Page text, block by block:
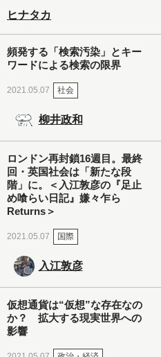
ヒナタカ
頻発する「検索汚染」とキー
ワードによる検索の限界
2021.05.07 社会
柳井政和
ロンドン再封鎖16週目。最終
回・英国社会は「新たな段
階」に。＜入江敦彦の『足止
め喰らい日記』嫌々乍ら
Returns＞
2021.05.07 国際
入江敦彦
仮想通貨は“仮想”な存在なの
か？ 拡大する現実世界への
影響